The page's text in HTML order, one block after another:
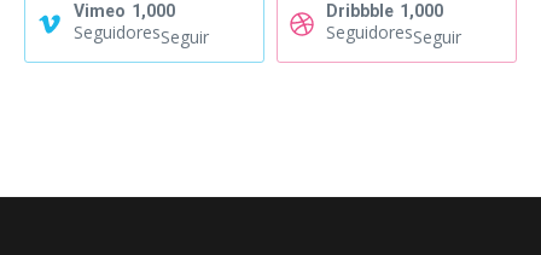
Vimeo 1,000
SeguidoresSeguir
Dribbble 1,000
SeguidoresSeguir